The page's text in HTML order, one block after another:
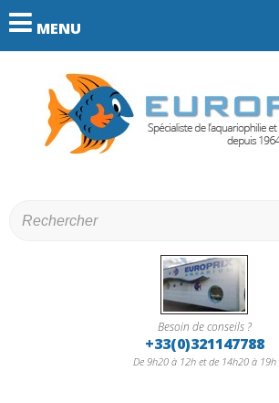
MENU
Besoin de conseils ?
+33(0)321147788
De 9h20 à 12h et de 14h20 à 19h